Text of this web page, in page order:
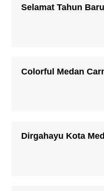
Selamat Tahun
Colorful Medan
Dirgahayu Kota